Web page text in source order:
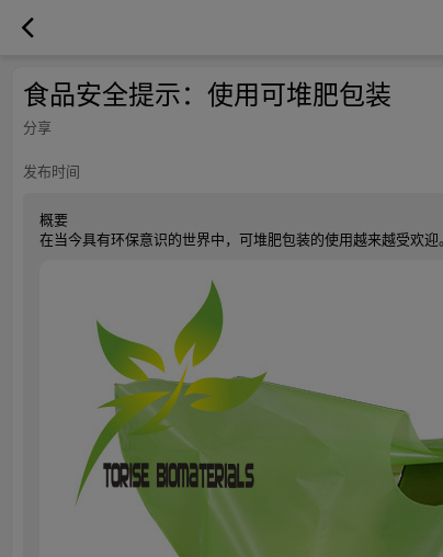
食品安全提示：使用可堆肥包装
分享
发布时间
概要
在当今具有环保意识的世界中，可堆肥包装的使用越来越受欢